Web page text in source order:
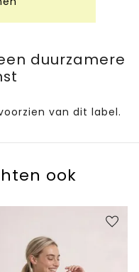
duurzamere
van dit label.
ook